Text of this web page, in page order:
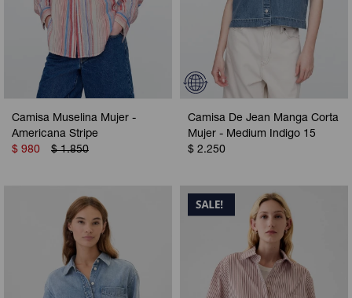
Camisa Muselina Mujer -
Americana Stripe
$ 980 $ 1.850
Camisa De Jean Manga Corta
Mujer - Medium Indigo 15
$ 2.250